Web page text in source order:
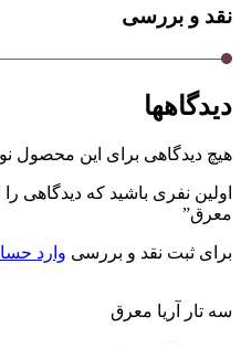
نقد و بررسی
دیدگاهها
هیچ دیدگاهی برای این محصول
اولین نفری باشید که دیدگاهی
معرق”
برای ثبت نقد و بررسی وارد
سه تار آریا معرق